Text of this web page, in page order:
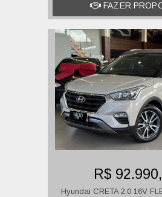
FAZER
R$
Hyundai CRETA 2.0 16V